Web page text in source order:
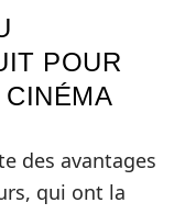
POUR
CINÉMA
des avantages
qui ont la